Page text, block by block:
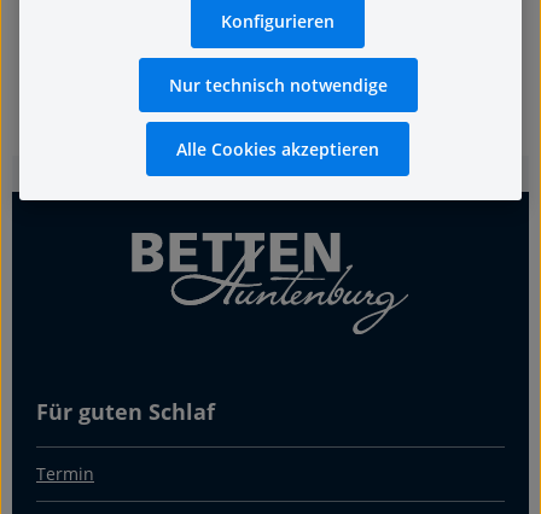
Für guten Schlaf
Termin
Nur technisch notwendige
Konfigurieren
Alle Cookies akzeptieren